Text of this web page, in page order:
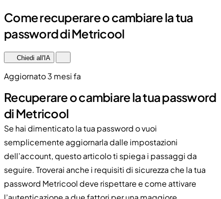
Come recuperare o cambiare la tua
password di Metricool
Chiedi all'IA
Aggiornato 3 mesi fa
Recuperare o cambiare la tua password
di Metricool
Se hai dimenticato la tua password o vuoi
semplicemente aggiornarla dalle impostazioni
dell’account, questo articolo ti spiega i passaggi da
seguire. Troverai anche i requisiti di sicurezza che la tua
password Metricool deve rispettare e come attivare